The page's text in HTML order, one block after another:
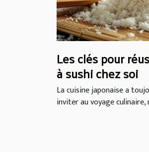
Les clés pour
à sushi chez soi
La cuisine japonaise a
inviter au voyage